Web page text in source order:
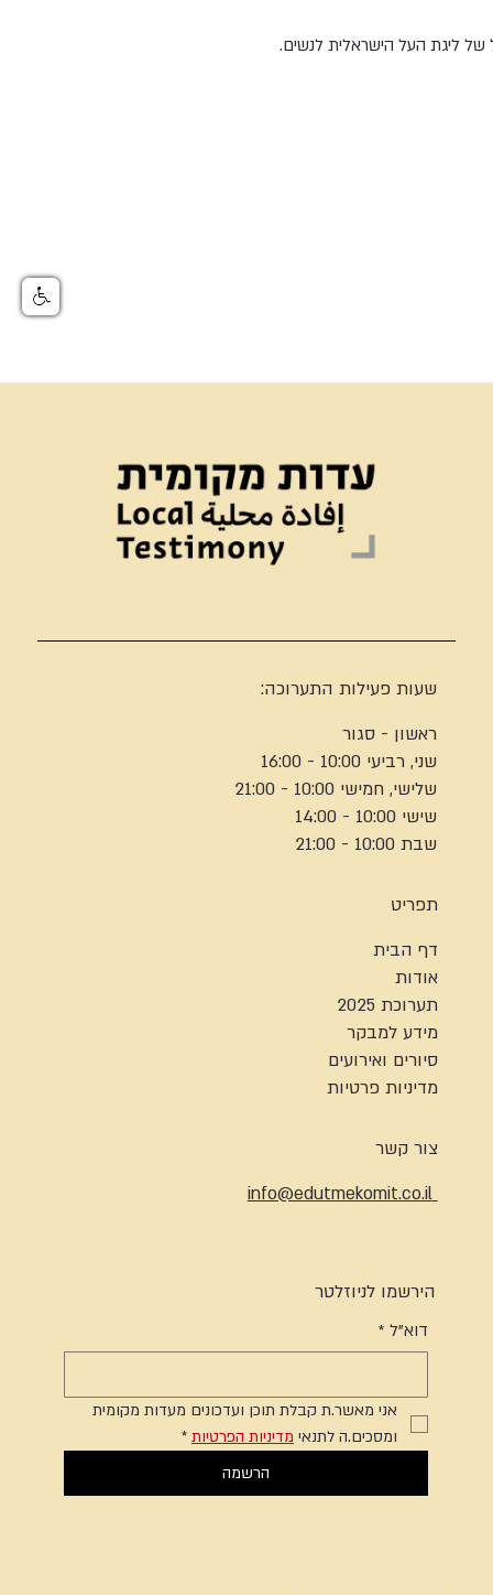
של ליגת העל הישראלית לנשים.
שעות פעילות התערוכה:
ראשון - סגור
שני, רביעי 10:00 - 16:00
שלישי, חמישי 10:00 - 21:00
שישי 10:00 - 14:00
שבת 10:00 - 21:00
תפריט
דף הבית
אודות
תערוכת 2025
מידע למבקר
סיורים ואירועים
מדיניות פרטיות
צור קשר
info@edutmekomit.co.il
הירשמו לניוזלטר
דוא"ל *
אני מאשר.ת קבלת תוכן ועדכונים מעדות מקומית
ומסכים.ה לתנאי מדיניות הפרטיות *
הרשמה